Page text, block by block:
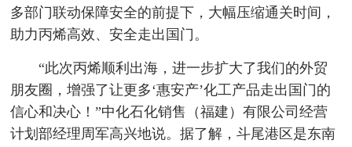
多部门联动保障安全的前提下，大幅压缩通关时间，
助力丙烯高效、安全走出国门。
“此次丙烯顺利出海，进一步扩大了我们的外贸
朋友圈，增强了让更多‘惠安产’化工产品走出国门的
信心和决心！”中化石化销售（福建）有限公司经营
计划部经理周军高兴地说。据了解，斗尾港区是东南